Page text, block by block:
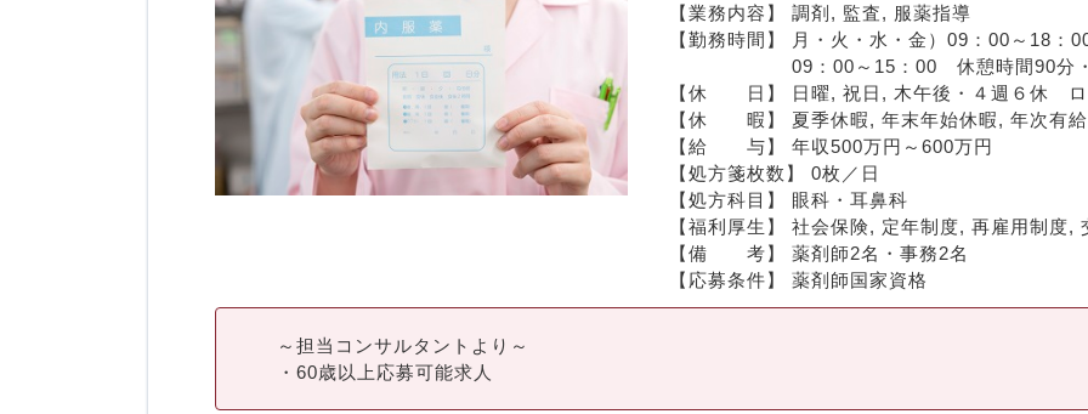
【業務内容】 調剤, 監査, 服薬指導
【勤務時間】 月・火・水・金）09：00～18：
09：00～15：00　休憩時間90分・
【休　　日】 日曜, 祝日, 木午後・４週６休　
【休　　暇】 夏季休暇, 年末年始休暇, 年次有
【給　　与】 年収500万円～600万円
【処方箋枚数】 0枚／日
【処方科目】 眼科・耳鼻科
【福利厚生】 社会保険, 定年制度, 再雇用制度,
【備　　考】 薬剤師2名・事務2名
【応募条件】 薬剤師国家資格
～担当コンサルタントより～
・60歳以上応募可能求人